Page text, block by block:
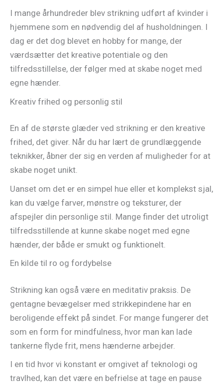
I mange århundreder blev strikning udført af kvinder i
hjemmene som en nødvendig del af husholdningen. I
dag er det dog blevet en hobby for mange, der
værdsætter det kreative potentiale og den
tilfredsstillelse, der følger med at skabe noget med
egne hænder.
Kreativ frihed og personlig stil
En af de største glæder ved strikning er den kreative
frihed, det giver. Når du har lært de grundlæggende
teknikker, åbner der sig en verden af muligheder for at
skabe noget unikt.
Uanset om det er en simpel hue eller et komplekst sjal,
kan du vælge farver, mønstre og teksturer, der
afspejler din personlige stil. Mange finder det utroligt
tilfredsstillende at kunne skabe noget med egne
hænder, der både er smukt og funktionelt.
En kilde til ro og fordybelse
Strikning kan også være en meditativ praksis. De
gentagne bevægelser med strikkepindene har en
beroligende effekt på sindet. For mange fungerer det
som en form for mindfulness, hvor man kan lade
tankerne flyde frit, mens hænderne arbejder.
I en tid hvor vi konstant er omgivet af teknologi og
travlhed, kan det være en befrielse at tage en pause